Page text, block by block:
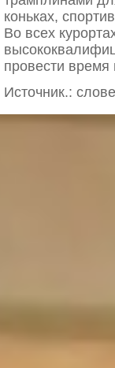
коньках,
Во всех
провести время
Источник.: